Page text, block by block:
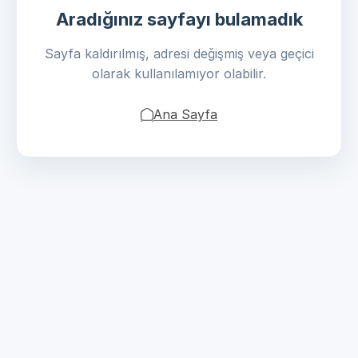
Aradığınız sayfayı bulamadık
Sayfa kaldırılmış, adresi değişmiş veya geçici
olarak kullanılamıyor olabilir.
Ana Sayfa